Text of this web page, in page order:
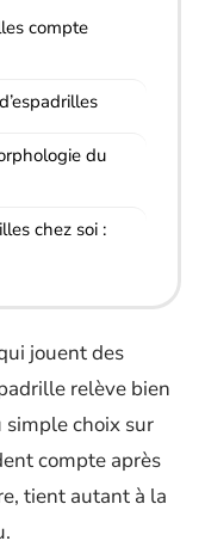
compte
du
chez soi :
jouent des
relève bien
simple choix sur
compte après
tient autant à la